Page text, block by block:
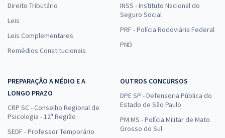
Direito Tributário
Leis
Leis Complementares
Remédios Constitucionais
INSS - Instituto Nacional do
Seguro Social
PRF - Polícia Rodoviária Federal
PND
PREPARAÇÃO A MÉDIO E A
LONGO PRAZO
CRP SC - Conselho Regional de
Psicologia - 12ª Região
SEDF - Professor Temporário
OUTROS CONCURSOS
DPE SP - Defensoria Pública do
Estado de São Paulo
PM MS - Polícia Militar de Mato
Grosso do Sul